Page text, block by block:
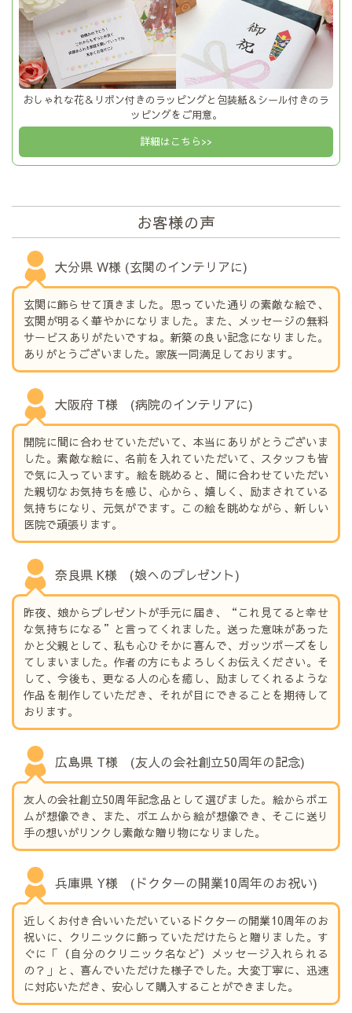
おしゃれな花＆リボン付きのラッピングと包装紙＆シール付きのラ
ッピングをご用意。
詳細はこちら>>
お客様の声
大分県 W様 (玄関のインテリアに)
玄関に飾らせて頂きました。思っていた通りの素敵な絵で、
玄関が明るく華やかになりました。また、メッセージの無料
サービスありがたいですね。新築の良い記念になりました。
ありがとうございました。家族一同満足しております。
大阪府 T様 (病院のインテリアに)
開院に間に合わせていただいて、本当にありがとうございま
した。素敵な絵に、名前を入れていただいて、スタッフも皆
で気に入っています。絵を眺めると、間に合わせていただい
た親切なお気持ちを感じ、心から、嬉しく、励まされている
気持ちになり、元気がでます。この絵を眺めながら、新しい
医院で頑張ります。
奈良県 K様 (娘へのプレゼント)
昨夜、娘からプレゼントが手元に届き、“これ見てると幸せ
な気持ちになる”と言ってくれました。送った意味があった
かと父親として、私も心ひそかに喜んで、ガッツポーズをし
てしまいました。作者の方にもよろしくお伝えください。そ
して、今後も、更なる人の心を癒し、励ましてくれるような
作品を制作していただき、それが目にできることを期待して
おります。
広島県 T様 (友人の会社創立50周年の記念)
友人の会社創立50周年記念品として選びました。絵からポエ
ムが想像でき、また、ポエムから絵が想像でき、そこに送り
手の想いがリンクし素敵な贈り物になりました。
兵庫県 Y様 (ドクターの開業10周年のお祝い)
近しくお付き合いいただいているドクターの開業10周年のお
祝いに、クリニックに飾っていただけたらと贈りました。す
ぐに「（自分のクリニック名など）メッセージ入れられる
の？」と、喜んでいただけた様子でした。大変丁寧に、迅速
に対応いただき、安心して購入することができました。